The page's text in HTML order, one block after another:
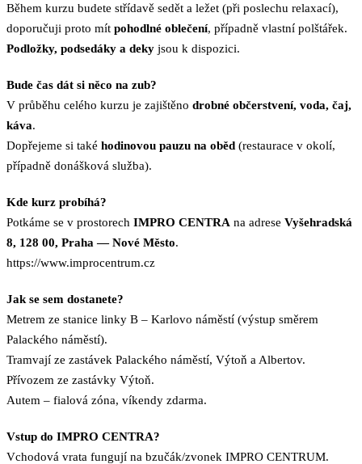
Během kurzu budete střídavě sedět a ležet (při poslechu relaxací),
doporučuji proto mít pohodlné oblečení, případně vlastní polštářek.
Podložky, podsedáky a deky jsou k dispozici.
Bude čas dát si něco na zub?
V průběhu celého kurzu je zajištěno drobné občerstvení, voda, čaj,
káva.
Dopřejeme si také hodinovou pauzu na oběd (restaurace v okolí,
případně donášková služba).
Kde kurz probíhá?
Potkáme se v prostorech IMPRO CENTRA na adrese Vyšehradská
8, 128 00, Praha — Nové Město.
https://www.improcentrum.cz
Jak se sem dostanete?
Metrem ze stanice linky B – Karlovo náměstí (výstup směrem
Palackého náměstí).
Tramvají ze zastávek Palackého náměstí, Výtoň a Albertov.
Přívozem ze zastávky Výtoň.
Autem – fialová zóna, víkendy zdarma.
Vstup do IMPRO CENTRA?
Vchodová vrata fungují na bzučák/zvonek IMPRO CENTRUM.